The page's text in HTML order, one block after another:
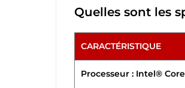
Quelles sont les
CARACTÉRISTIQUE
Processeur : Intel®